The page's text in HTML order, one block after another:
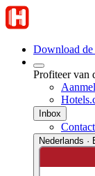
Download de
Profiteer van
Inbox
Contact
Nederlands ·